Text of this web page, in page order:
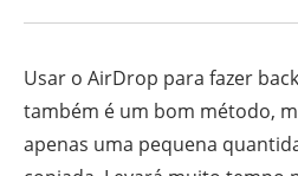
Usar o AirDrop para fazer
também é um bom método,
apenas uma pequena